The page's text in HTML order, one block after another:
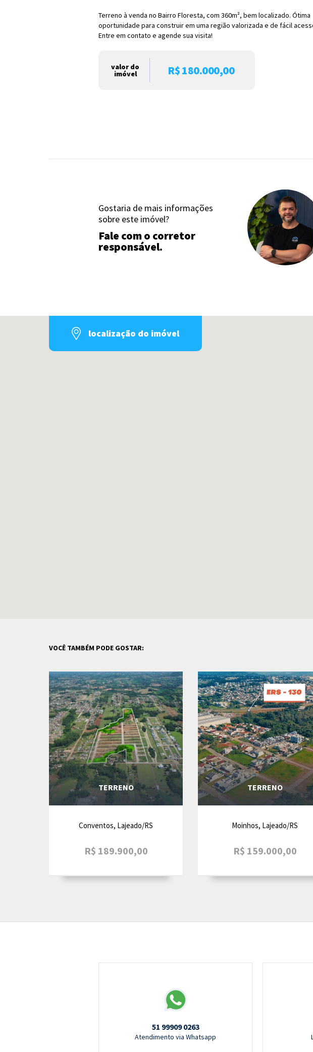
Terreno à venda no Bairro Floresta, com 360m², bem localizado. Ótima
oportunidade para construir em uma região valorizada e de fácil
Entre em contato e agende sua visita!
valor do
imóvel R$ 180.000,00
Gostaria de mais informações
sobre este imóvel?
Fale com o corretor
responsável.
localização do imóvel
VOCÊ TAMBÉM PODE GOSTAR:
TERRENO
Conventos, Lajeado/RS
R$ 189.900,00
TERRENO
Moinhos, Lajeado/RS
R$ 159.000,00
51 99909 0263
Atendimento via Whatsapp